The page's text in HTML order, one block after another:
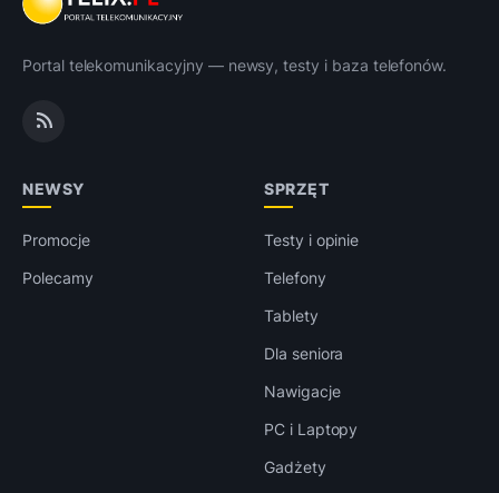
Portal telekomunikacyjny — newsy, testy i baza telefonów.
NEWSY
Promocje
Polecamy
SPRZĘT
Testy i opinie
Telefony
Tablety
Dla seniora
Nawigacje
PC i Laptopy
Gadżety